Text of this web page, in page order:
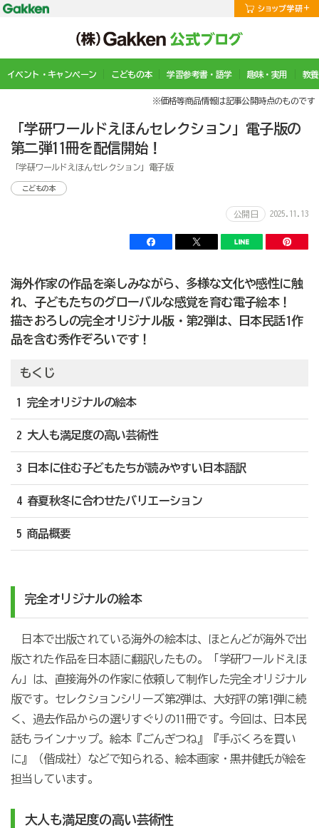
イベント・キャンペーン こどもの本 学習参考書・語学 趣味・実用 教
※価格等商品情報は記事公開時点のものです
「学研ワールドえほんセレクション」電子版の
第二弾11冊を配信開始！
「学研ワールドえほんセレクション」電子版
こどもの本
公開日 2025.11.13
海外作家の作品を楽しみながら、多様な文化や感性に触
れ、子どもたちのグローバルな感覚を育む電子絵本！
描きおろしの完全オリジナル版・第2弾は、日本民話1作
品を含む秀作ぞろいです！
もくじ
1 完全オリジナルの絵本
2 大人も満足度の高い芸術性
3 日本に住む子どもたちが読みやすい日本語訳
4 春夏秋冬に合わせたバリエーション
5 商品概要
完全オリジナルの絵本
日本で出版されている海外の絵本は、ほとんどが海外で出
版された作品を日本語に翻訳したもの。「学研ワールドえほ
ん」は、直接海外の作家に依頼して制作した完全オリジナル
版です。セレクションシリーズ第2弾は、大好評の第1弾に続
く、過去作品からの選りすぐりの11冊です。今回は、日本民
話もラインナップ。絵本『ごんぎつね』『手ぶくろを買い
に』（偕成社）などで知られる、絵本画家・黒井健氏が絵を
担当しています。
大人も満足度の高い芸術性